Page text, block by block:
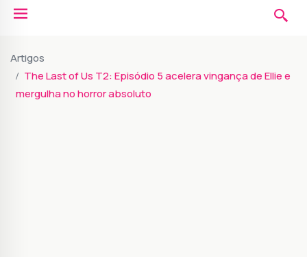
Artigos
The Last of Us T2: Episódio 5 acelera vingança de Ellie e
mergulha no horror absoluto